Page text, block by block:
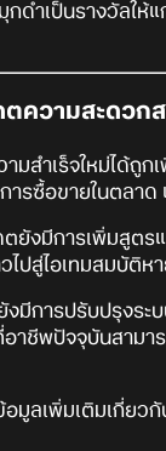
กดำเป็นรางวัลใ
ตความสะดวก
มสำเร็จใหม่ได้ถู
ารซื้อขายในตลาด
ตยังมีการเพิ่มสูตร
ปสู่ไอเทมสมบัติห
งมีการปรับปรุงระ
าชีพปัจจุบันสามาร
มูลเพิ่มเติมเกี่ยวกั